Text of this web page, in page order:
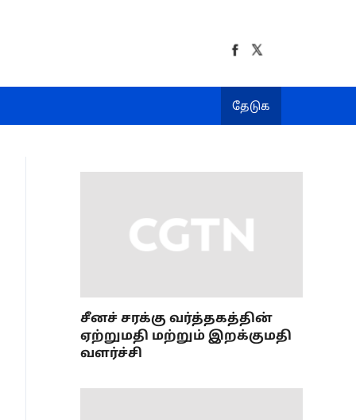
தேடுக
சீனச் சரக்கு வர்த்தகத்தின்
ஏற்றுமதி மற்றும் இறக்குமதி
வளர்ச்சி